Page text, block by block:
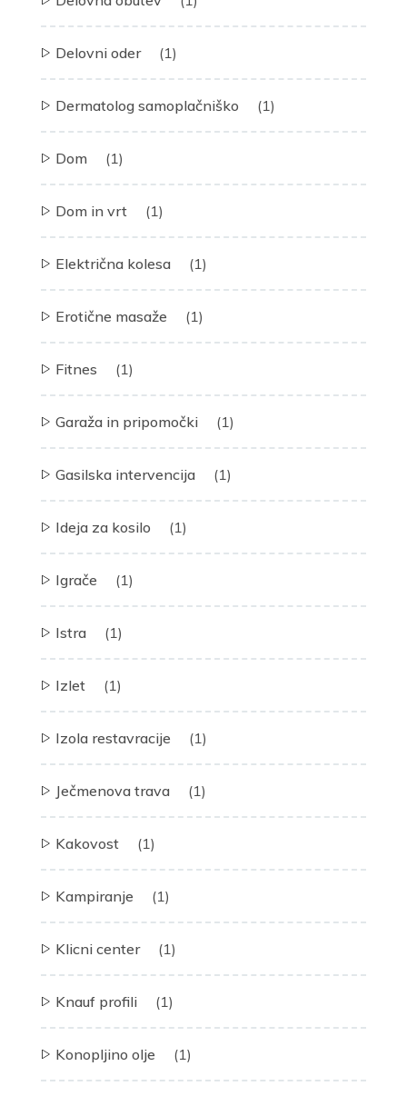
Delovni oder (1)
Dermatolog samoplačniško (1)
Dom (1)
Dom in vrt (1)
Električna kolesa (1)
Erotične masaže (1)
Fitnes (1)
Garaža in pripomočki (1)
Gasilska intervencija (1)
Ideja za kosilo (1)
Igrače (1)
Istra (1)
Izlet (1)
Izola restavracije (1)
Ječmenova trava (1)
Kakovost (1)
Kampiranje (1)
Klicni center (1)
Knauf profili (1)
Konopljino olje (1)